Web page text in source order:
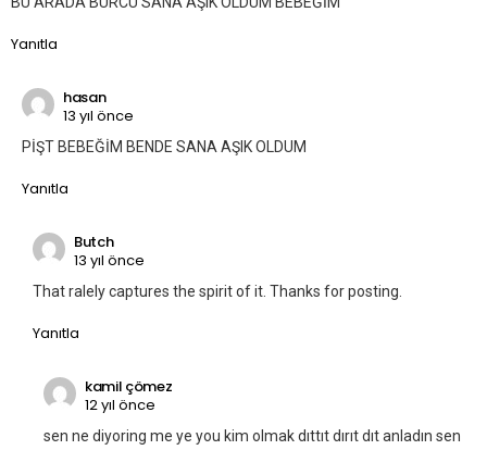
Yanıtla
hasan
13 yıl önce
PİŞT BEBEĞİM BENDE SANA AŞIK OLDUM
Yanıtla
Butch
13 yıl önce
That ralely captures the spirit of it. Thanks for posting.
Yanıtla
kamil çömez
12 yıl önce
sen ne diyoring me ye you kim olmak dıttıt dırıt dıt anladın sen